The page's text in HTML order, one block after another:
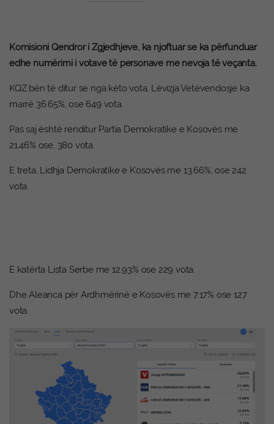
Komisioni Qendror i Zgjedhjeve, ka njoftuar se ka përfunduar
edhe numërimi i votave të personave me nevoja të veçanta.
KQZ bën të ditur se nga këto vota, Lëvizja Vetëvendosje ka
marrë 36.65%, ose 649 vota.
Pas saj është renditur Partia Demokratike e Kosovës me
21.46% ose, 380 vota.
E treta, Lidhja Demokratike e Kosovës me 13.66%, ose 242
vota.
E katërta Lista Serbe me 12.93% ose 229 vota.
Dhe Aleanca për Ardhmërinë e Kosovës me 7.17% ose 127
vota.